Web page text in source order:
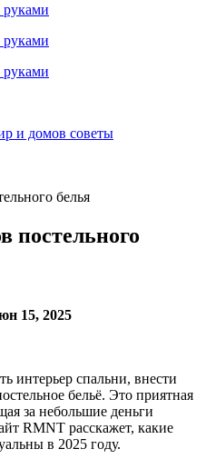
и домов советы
белья
постельного
15, 2025
интерьер спальни, внести
бельё. Это приятная
за небольшие деньги
RMNT расскажет, какие
в 2025 году.